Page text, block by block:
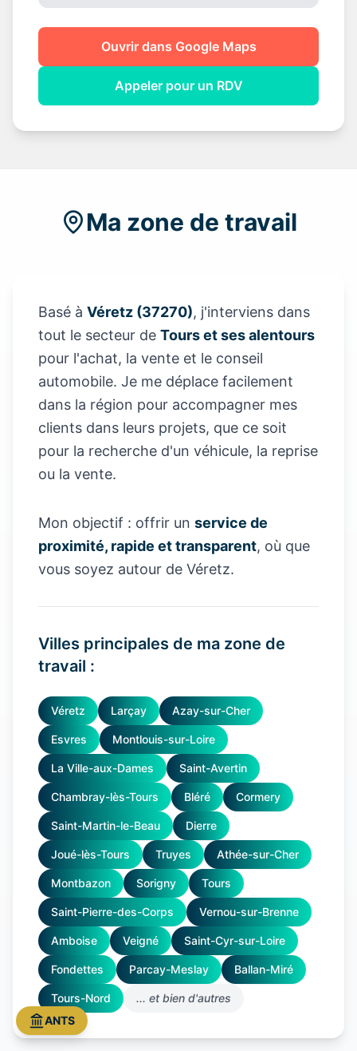
Ouvrir dans Google Maps
Appeler pour un RDV
Ma zone de travail
Basé à Véretz (37270), j'interviens dans
tout le secteur de Tours et ses alentours
pour l'achat, la vente et le conseil
automobile. Je me déplace facilement
dans la région pour accompagner mes
clients dans leurs projets, que ce soit
pour la recherche d'un véhicule, la reprise
ou la vente.
Mon objectif : offrir un service de
proximité, rapide et transparent, où que
vous soyez autour de Véretz.
Villes principales de ma zone de
travail :
Véretz Larçay Azay-sur-Cher
Esvres Montlouis-sur-Loire
La Ville-aux-Dames Saint-Avertin
Chambray-lès-Tours Bléré Cormery
Saint-Martin-le-Beau Dierre
Joué-lès-Tours Truyes Athée-sur-Cher
Montbazon Sorigny Tours
Saint-Pierre-des-Corps Vernou-sur-Brenne
Amboise Veigné Saint-Cyr-sur-Loire
Fondettes Parcay-Meslay Ballan-Miré
Tours-Nord
... et bien d'autres
ANTS